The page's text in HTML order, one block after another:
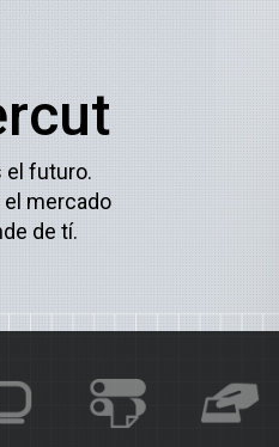
el futuro.
el mercado
de tí.